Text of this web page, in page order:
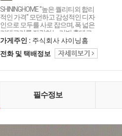
SHININGHOME "높은 퀄리티외 합리
적인 가격" 모던하고 감성적인 디자
인으로 모두를 사로 잡으며, 폭 넓은
카테고리를 자랑하는 리빙 홈데코
인테리어 샤이닝홈입니다.
가게주인 : 주식회사 샤이닝홈
전화 및 택배정보
필수정보